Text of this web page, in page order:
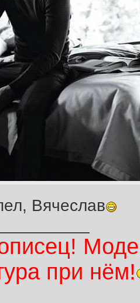
Вячеслав
при нём!